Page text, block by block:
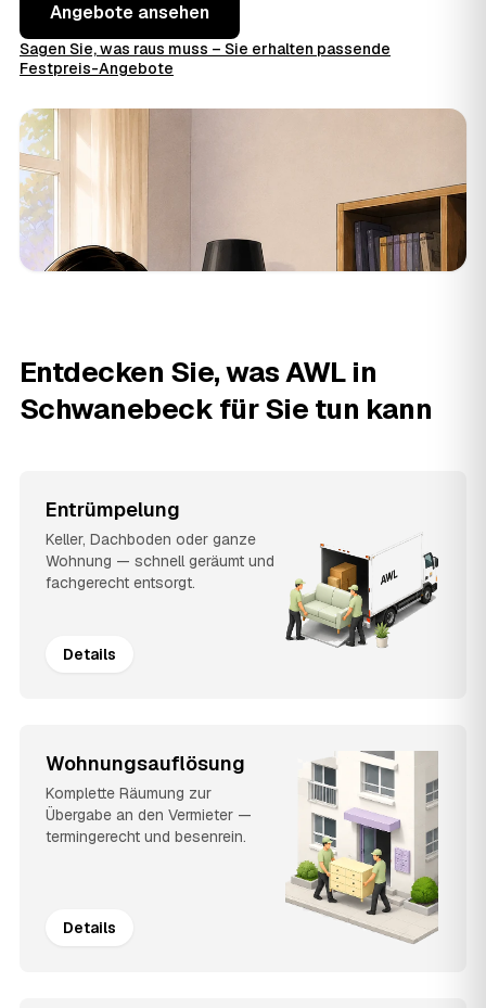
Angebote ansehen
Sagen Sie, was raus muss – Sie erhalten passende
Festpreis-Angebote
Entdecken Sie, was AWL in
Schwanebeck für Sie tun kann
Entrümpelung
Keller, Dachboden oder ganze
Wohnung — schnell geräumt und
fachgerecht entsorgt.
Details
Wohnungsauflösung
Komplette Räumung zur
Übergabe an den Vermieter —
termingerecht und besenrein.
Details